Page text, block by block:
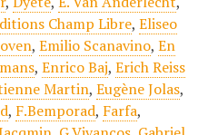
Champ Libre, Eliseo
, Emilio Scanavino, En
, Enrico Baj, Erich Reiss
Martin, Eugène Jolas,
, F.Bemporad, Farfa,